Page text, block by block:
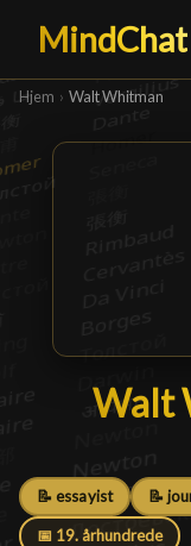
MindChat
Hjem › Walt Whitman
Walt
Walt
📝 essayist 📝
📅 19. århundrede